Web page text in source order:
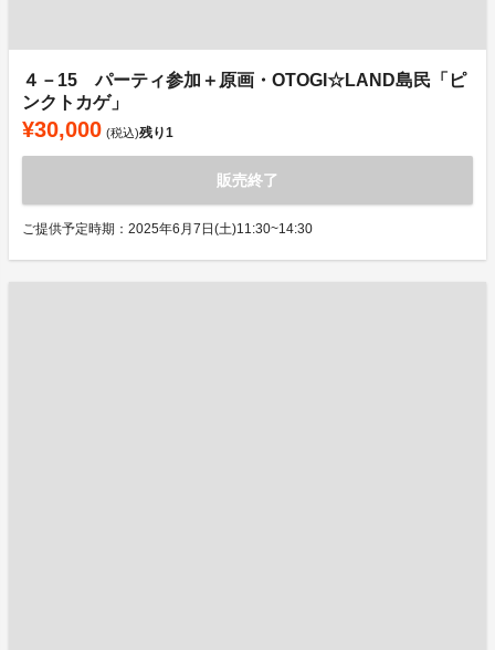
４－15 パーティ参加＋原画・OTOGI☆LAND島民「ピ
ンクトカゲ」
¥30,000 (税込)残り1
販売終了
ご提供予定時期：2025年6月7日(土)11:30~14:30